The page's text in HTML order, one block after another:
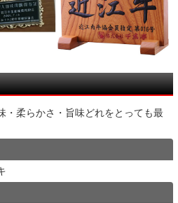
・柔らかさ・旨味どれをとっても最